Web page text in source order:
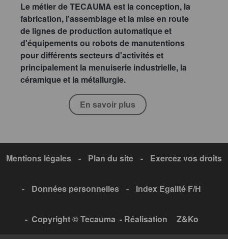
Le métier de TECAUMA est la conception, la
fabrication, l'assemblage et la mise en route
de lignes de production automatique et
d'équipements ou robots de manutentions
pour différents secteurs d'activités et
principalement la menuiserie industrielle, la
céramique et la métallurgie.
En savoir plus
Mentions légales - Plan du site - Exercez vos droits
- Données personnelles - Index Egalité F/H
- Copyright © Tecauma - Réalisation Z&Ko